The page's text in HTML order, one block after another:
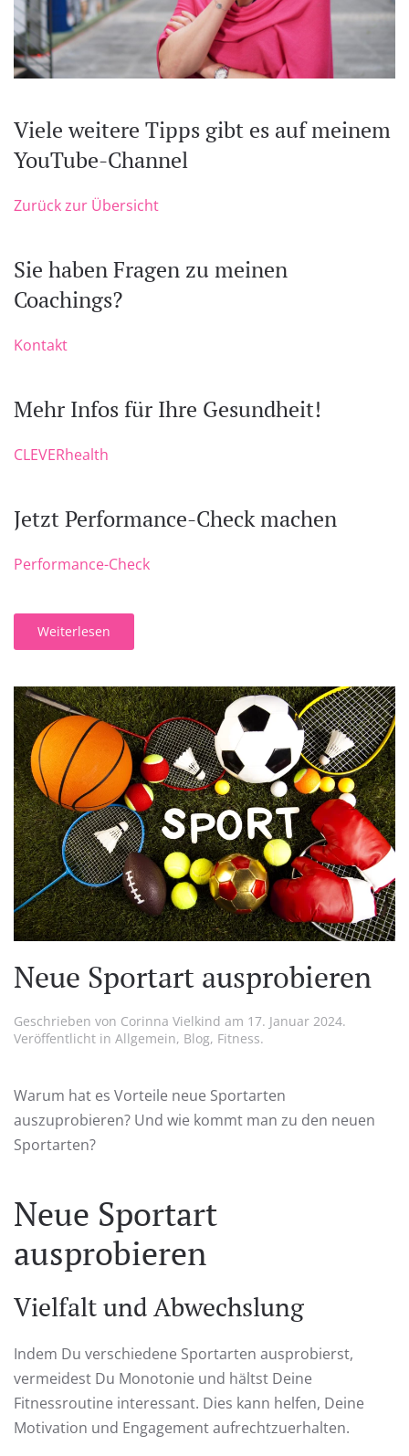
Viele weitere Tipps gibt es auf meinem
YouTube-Channel
Zurück zur Übersicht
Sie haben Fragen zu meinen
Coachings?
Kontakt
Mehr Infos für Ihre Gesundheit!
CLEVERhealth
Jetzt Performance-Check machen
Performance-Check
Weiterlesen
Neue Sportart ausprobieren
Geschrieben von Corinna Vielkind am 17. Januar 2024.
Veröffentlicht in Allgemein, Blog, Fitness.
Warum hat es Vorteile neue Sportarten
auszuprobieren? Und wie kommt man zu den neuen
Sportarten?
Neue Sportart
ausprobieren
Vielfalt und Abwechslung
Indem Du verschiedene Sportarten ausprobierst,
vermeidest Du Monotonie und hältst Deine
Fitnessroutine interessant. Dies kann helfen, Deine
Motivation und Engagement aufrechtzuerhalten.